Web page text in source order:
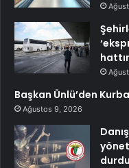
Başkan Ünlü’den
Ağustos 9, 2026